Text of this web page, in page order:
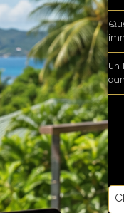
Un